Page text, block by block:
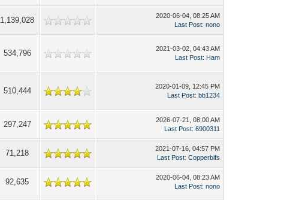
1,139,028
2020-06-04, 08:25 AM
Last Post:nono
534,796
2021-03-02, 04:43 AM
Last Post: Ham
510,444
2020-01-09, 12:45 PM
Last Post:bb1234
297,247
2026-07-21, 08:00 AM
Last Post:6900311
71,218
2021-07-16, 04:57 PM
Last Post:Copperbifs
92,635
2020-06-04, 08:23 AM
Last Post:nono